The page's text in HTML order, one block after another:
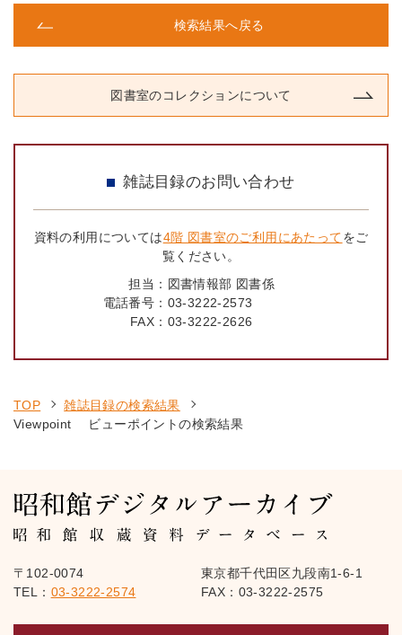
検索結果へ戻る
図書室のコレクションについて
雑誌目録のお問い合わせ
資料の利用については4階 図書室のご利用にあたってをご
覧ください。
担当： 図書情報部 図書係
電話番号： 03-3222-2573
FAX： 03-3222-2626
TOP
雑誌目録の検索結果
Viewpoint ビューポイントの検索結果
〒102-0074
東京都千代田区九段南1-6-1
TEL： 03-3222-2574 FAX：03-3222-2575